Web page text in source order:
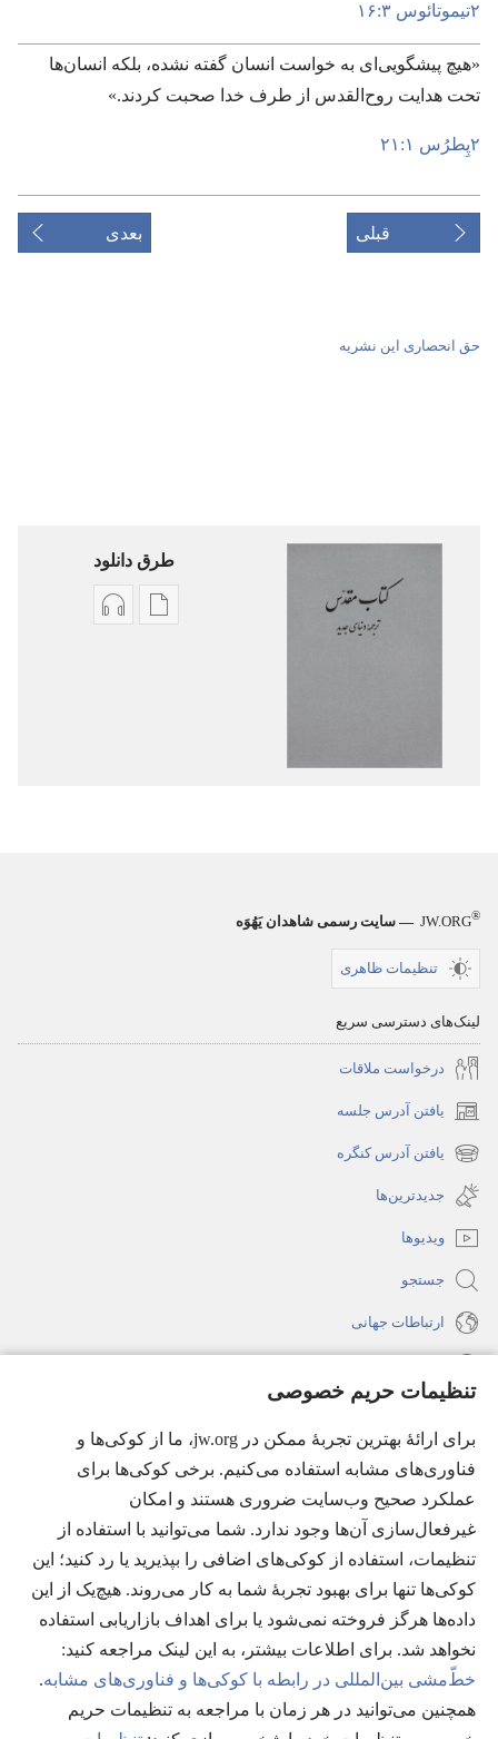
تنظیمات حریم خصوصی
برای ارائهٔ بهترین تجربهٔ ممکن در jw.org، ما از کوکی‌ها و
فناوری‌های مشابه استفاده می‌کنیم. برخی کوکی‌ها برای
عملکرد صحیح وب‌سایت ضروری هستند و امکان
غیرفعال‌سازی آن‌ها وجود ندارد. شما می‌توانید با استفاده از
تنظیمات، استفاده از کوکی‌های اضافی را بپذیرید یا رد کنید؛ این
کوکی‌ها تنها برای بهبود تجربهٔ شما به کار می‌روند. هیچ‌یک از این
داده‌ها هرگز فروخته نمی‌شود یا برای اهداف بازاریابی استفاده
نخواهد شد. برای اطلاعات بیشتر، به این لینک مراجعه کنید:‏
خطّ‌مشی بین‌المللی در رابطه با کوکی‌ها و فناوری‌های مشابه.
همچنین می‌توانید در هر زمان با مراجعه به تنظیمات حریم
۲تیموتائوس ۳:‏۱۶
‏«هیچ پیشگویی‌ای به خواست انسان گفته نشده،‏ بلکه انسان‌ها
تحت هدایت روح‌القدس از طرف خدا صحبت کردند.‏»‏
۲پِطرُس ۱:‏۲۱
قبلی بعدی
حق انحصاری این نشریه
طرق دانلود
گزینۀ گزینۀ
JW.ORG® — سایت رسمی شاهدان یَهُوَه
تنظیمات ظاهری
لینک‌های دسترسی سریع
درخواست ملاقات
یافتن آدرس جلسه
(پنجره‌ای
جدید
می‌شود)
یافتن آدرس کنگره
(پنجره‌ای
جدید
باز
می‌شود)
جدیدترین‌ها
ویدیوها
جستجو
ارتباطات جهانی
(پنجره‌ای
جدید
می‌شود)
(پنجره‌ای
جدید
می‌شود)
JW Hub
®
(پنجره‌ای
باز
می‌شود)
®
JW Library
Watchtower Library